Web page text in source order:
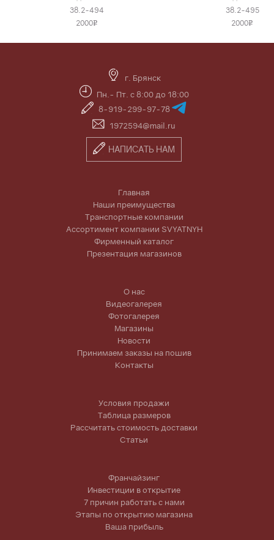
38.2-494
2000v
38.2-495
2000v
г. Брянск
Пн.- Пт. с 8:00 до 18:00
8-919-299-97-78
1972594@mail.ru
НАПИСАТЬ НАМ
Главная
Наши преимущества
Транспортные компании
Ассортимент компании SVYATNYH
Фирменный каталог
Презентация магазинов
О нас
Видеогалерея
Фотогалерея
Магазины
Новости
Принимаем заказы на пошив
Контакты
Условия продажи
Таблица размеров
Рассчитать стоимость доставки
Статьи
Франчайзинг
Инвестиции в открытие
7 причин работать с нами
Этапы по открытию магазина
Ваша прибыль